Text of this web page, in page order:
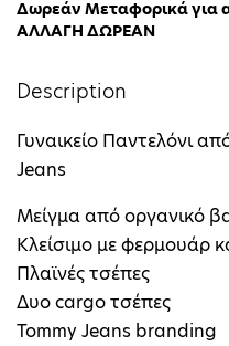
Δωρεάν Μεταφορικά για
ΑΛΛΑΓΗ ΔΩΡΕΑΝ
Description
Γυναικείο Παντελόνι
Jeans
Μείγμα από οργανικό
Κλείσιμο με φερμουάρ
Πλαϊνές τσέπες
Δυο cargo τσέπες
Tommy Jeans branding